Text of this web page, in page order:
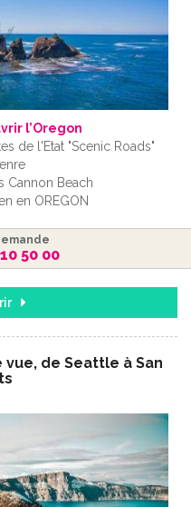
l’Oregon
de l'Etat "Scenic Roads"
Cannon Beach
en OREGON
50 00
de Seattle à San